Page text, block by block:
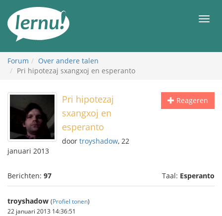
inhoud
Forum
Over andere talen
Pri hipotezaj sxangxoj en esperanto
Reageren
Pri hipotezaj
sxangxoj en
esperanto
door troyshadow, 22
januari 2013
Berichten: 97 Taal: Esperanto
troyshadow (Profiel tonen)
22 januari 2013 14:36:51